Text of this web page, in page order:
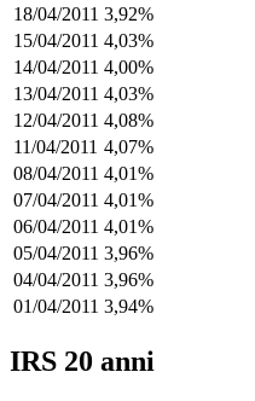
18/04/2011 3,92%
15/04/2011 4,03%
14/04/2011 4,00%
13/04/2011 4,03%
12/04/2011 4,08%
11/04/2011 4,07%
08/04/2011 4,01%
07/04/2011 4,01%
06/04/2011 4,01%
05/04/2011 3,96%
04/04/2011 3,96%
01/04/2011 3,94%
IRS 20 anni